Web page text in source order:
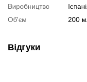
Виробництво
Об'єм
200
Відгуки